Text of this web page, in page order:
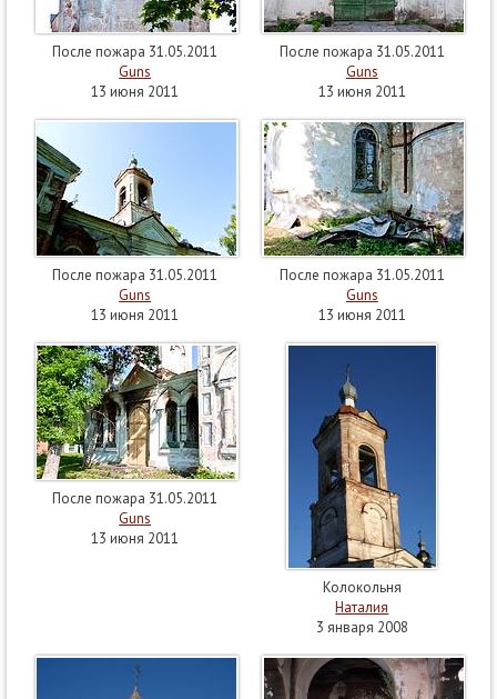
После пожара 31.05.2011
Guns
13 июня 2011
После пожара 31.05.2011
Guns
13 июня 2011
После пожара 31.05.2011
Guns
13 июня 2011
После пожара 31.05.2011
Guns
13 июня 2011
После пожара 31.05.2011
Guns
13 июня 2011
Колокольня
Наталия
3 января 2008